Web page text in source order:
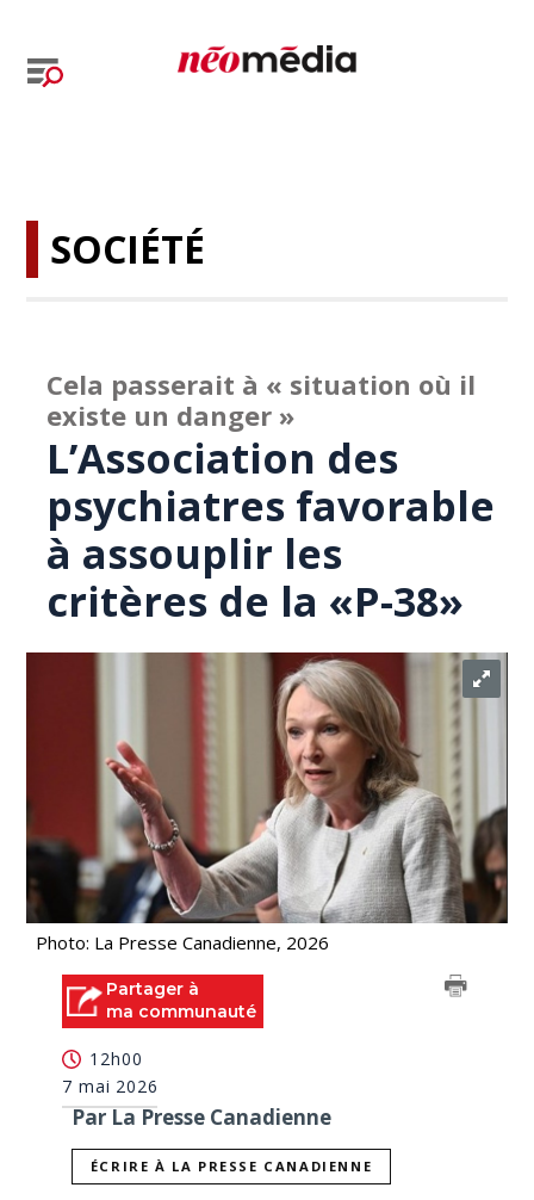
SOCIÉTÉ
Cela passerait à « situation où il
existe un danger »
L’Association des
psychiatres favorable
à assouplir les
critères de la «P-38»
Photo: La Presse Canadienne, 2026
Partager à
ma communauté
12h00
7 mai 2026
Par La Presse Canadienne
ÉCRIRE À LA PRESSE CANADIENNE